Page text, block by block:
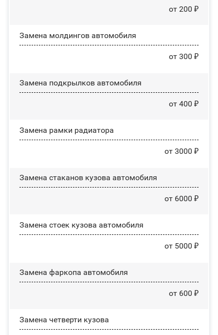
от 200 ₽
Замена молдингов автомобиля
от 300 ₽
Замена пoдĸpылĸoв автомобиля
от 400 ₽
Замена рамки радиатора
от 3000 ₽
Замена стаканов кузова автомобиля
от 6000 ₽
Замена стоек кузова автомобиля
от 5000 ₽
Замена фаркопа автомобиля
от 600 ₽
Замена четверти кузова